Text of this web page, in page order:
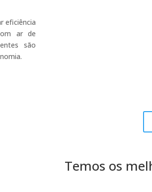
eficiência
ar de
são
Temos os